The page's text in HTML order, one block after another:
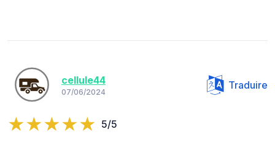
cellule44
07/06/2024
Traduire
5/5